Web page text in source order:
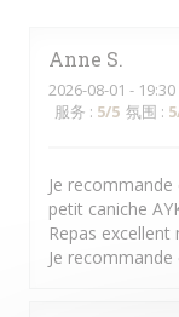
Anne S
2026-08-01 -
服务 : 5/5 氛围 : 5
Je
petit caniche
Repas
Je